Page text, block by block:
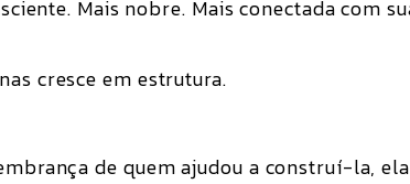
Mais nobre. Mais conectada com
cresce em estrutura.
de quem ajudou a construí-la, ela